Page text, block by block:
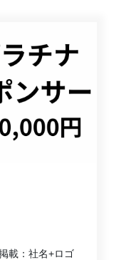
載：社名+ロゴ